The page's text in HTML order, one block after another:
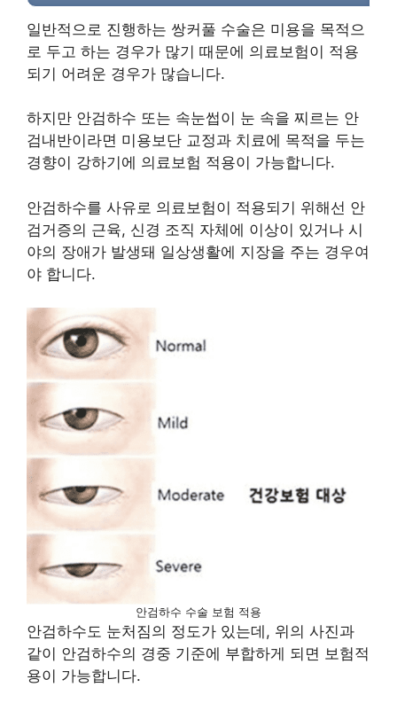
일반적으로 진행하는 쌍커풀 수술은 미용을 목적으
로 두고 하는 경우가 많기 때문에 의료보험이 적용
되기 어려운 경우가 많습니다.
하지만 안검하수 또는 속눈썹이 눈 속을 찌르는 안
검내반이라면 미용보단 교정과 치료에 목적을 두는
경향이 강하기에 의료보험 적용이 가능합니다.
안검하수를 사유로 의료보험이 적용되기 위해선 안
검거증의 근육, 신경 조직 자체에 이상이 있거나 시
야의 장애가 발생돼 일상생활에 지장을 주는 경우여
야 합니다.
안검하수 수술 보험 적용
안검하수도 눈처짐의 정도가 있는데, 위의 사진과
같이 안검하수의 경중 기준에 부합하게 되면 보험적
용이 가능합니다.